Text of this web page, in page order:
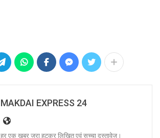
MAKDAI EXPRESS 24
हर एक खबर जरा हटकर लिखित एवं सच्चा दस्तावेज।